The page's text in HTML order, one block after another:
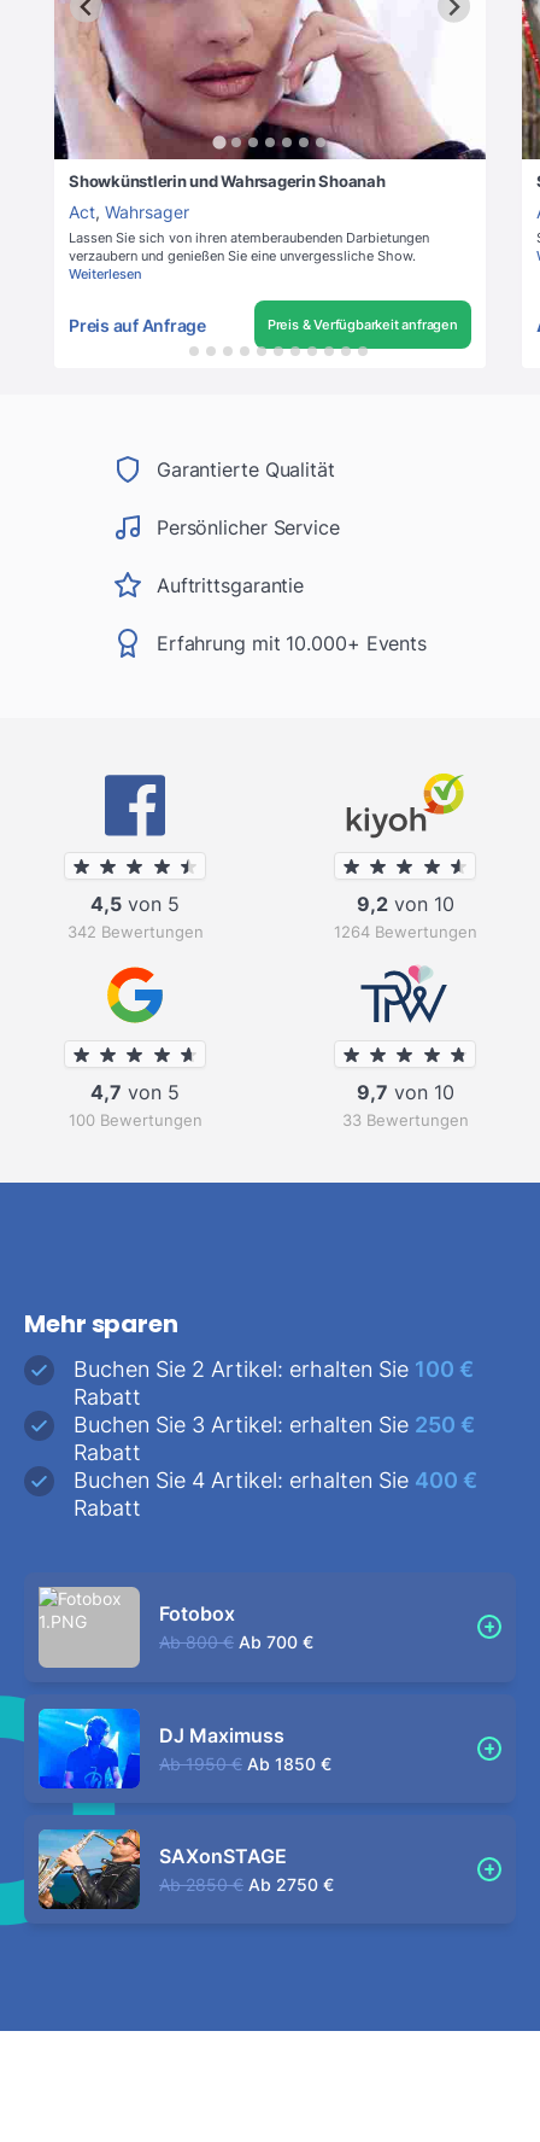
Showkünstlerin und Wahrsagerin Shoanah
Act, Wahrsager
Lassen Sie sich von ihren atemberaubenden Darbietungen
verzaubern und genießen Sie eine unvergessliche Show.
Weiterlesen
Preis auf Anfrage Preis & Verfügbarkeit anfragen
Garantierte Qualität
Persönlicher Service
Auftrittsgarantie
Erfahrung mit 10.000+ Events
4,5 von 5
342 Bewertungen
9,2von 10
1264 Bewertungen
4,7 von 5
100 Bewertungen
9,7 von 10
33 Bewertungen
Mehr sparen
Buchen Sie 2 Artikel: erhalten Sie 100 €
Rabatt
Buchen Sie 3 Artikel: erhalten Sie 250 €
Rabatt
Buchen Sie 4 Artikel: erhalten Sie 400 €
Rabatt
Fotobox
Ab 800 € Ab 700 €
DJ Maximuss
Ab 1950 € Ab 1850 €
SAXonSTAGE
Ab 2850 € Ab 2750 €